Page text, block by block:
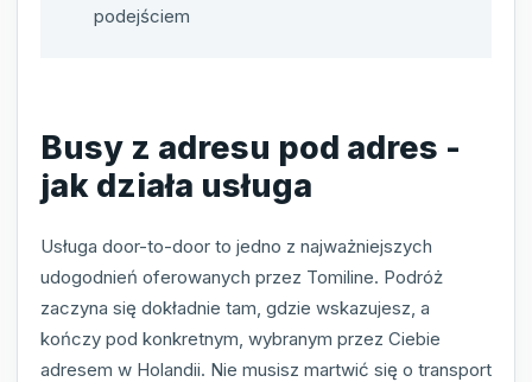
podejściem
Busy z adresu pod adres -
jak działa usługa
Usługa door-to-door to jedno z najważniejszych
udogodnień oferowanych przez Tomiline. Podróż
zaczyna się dokładnie tam, gdzie wskazujesz, a
kończy pod konkretnym, wybranym przez Ciebie
adresem w Holandii. Nie musisz martwić się o transport